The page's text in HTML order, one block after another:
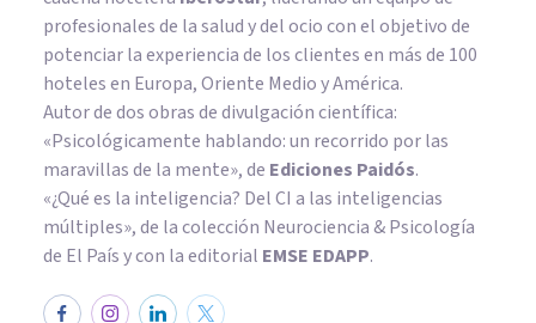
profesionales de la salud y del ocio con el objetivo de
potenciar la experiencia de los clientes en más de 100
hoteles en Europa, Oriente Medio y América.
Autor de dos obras de divulgación científica:
«Psicológicamente hablando: un recorrido por las
maravillas de la mente», de Ediciones Paidós.
«¿Qué es la inteligencia? Del CI a las inteligencias
múltiples», de la colección Neurociencia & Psicología
de El País y con la editorial EMSE EDAPP.